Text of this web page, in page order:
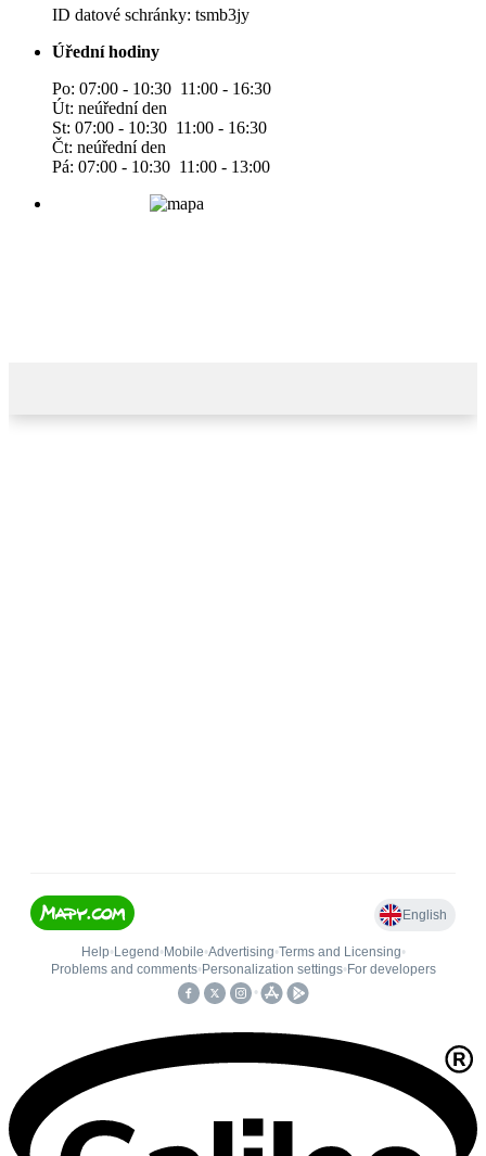
ID datové schránky: tsmb3jy
Úřední hodiny
Po: 07:00 - 10:30 11:00 - 16:30
Út: neúřední den
St: 07:00 - 10:30 11:00 - 16:30
Čt: neúřední den
Pá: 07:00 - 10:30 11:00 - 13:00